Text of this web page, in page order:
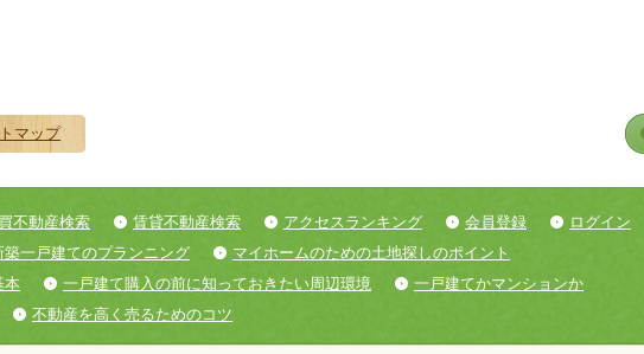
マップ
不動産検索 賃貸不動産検索 アクセスランキング 会員登録 ログイン
築一戸建てのプランニング
マイホームのための土地探しのポイント
本 一戸建て購入の前に知っておきたい周辺環境
一戸建てかマンションか
不動産を高く売るためのコツ